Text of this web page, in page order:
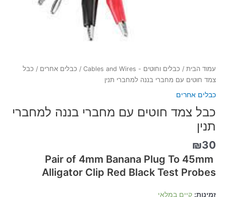
עמוד הבית / כבלים וחוטים - Cables and Wires / כבלים אחרים / כבל
צמד חוטים עם מחברי בננה למחברי תנין
כבלים אחרים
כבל צמד חוטים עם מחברי בננה למחברי
תנין
₪30
Pair of 4mm Banana Plug To 45mm
Alligator Clip Red Black Test Probes
זמינות: קיים במלאי